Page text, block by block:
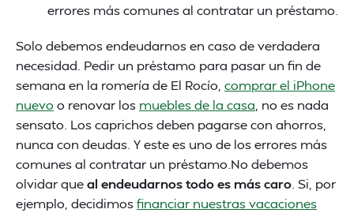
errores más comunes al contratar un préstamo.
Solo debemos endeudarnos en caso de verdadera
necesidad. Pedir un préstamo para pasar un fin de
semana en la romería de El Rocío, comprar el iPhone
nuevo o renovar los muebles de la casa, no es nada
sensato. Los caprichos deben pagarse con ahorros,
nunca con deudas. Y este es uno de los errores más
comunes al contratar un préstamo.No debemos
olvidar queal endeudarnos todo es más caro. Si, por
ejemplo, decidimosfinanciar nuestras vacaciones